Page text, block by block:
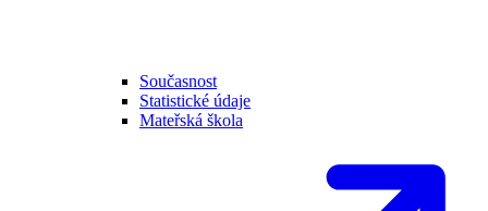
Současnost
Statistické údaje
Mateřská škola